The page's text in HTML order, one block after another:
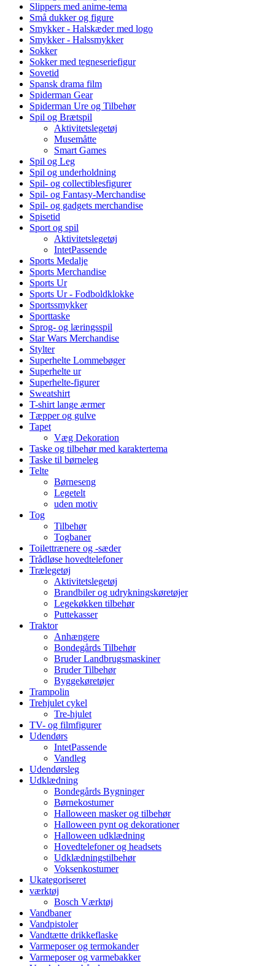
Slippers med anime-tema
Små dukker og figure
Smykker - Halskæder med logo
Smykker - Halssmykker
Sokker
Sokker med tegneseriefigur
Sovetid
Spansk drama film
Spiderman Gear
Spiderman Ure og Tilbehør
Spil og Brætspil
Aktivitetslegetøj
Musemåtte
Smart Games
Spil og Leg
Spil og underholdning
Spil- og collectiblesfigurer
Spil- og Fantasy-Merchandise
Spil- og gadgets merchandise
Spisetid
Sport og spil
Aktivitetslegetøj
IntetPassende
Sports Medalje
Sports Merchandise
Sports Ur
Sports Ur - Fodboldklokke
Sportssmykker
Sporttaske
Sprog- og læringsspil
Star Wars Merchandise
Stylter
Superhelte Lommebøger
Superhelte ur
Superhelte-figurer
Sweatshirt
T-shirt lange ærmer
Tæpper og gulve
Tapet
Væg Dekoration
Taske og tilbehør med karaktertema
Taske til børneleg
Telte
Børneseng
Legetelt
uden motiv
Tog
Tilbehør
Togbaner
Toilettrænere og -sæder
Trådløse hovedtelefoner
Trælegetøj
Aktivitetslegetøj
Brandbiler og udrykningskøretøjer
Legekøkken tilbehør
Puttekasser
Traktor
Anhængere
Bondegårds Tilbehør
Bruder Landbrugsmaskiner
Bruder Tilbehør
Byggekøretøjer
Trampolin
Trehjulet cykel
Tre-hjulet
TV- og filmfigurer
Udendørs
IntetPassende
Vandleg
Udendørsleg
Udklædning
Bondegårds Bygninger
Børnekostumer
Halloween masker og tilbehør
Halloween pynt og dekorationer
Halloween udklædning
Hovedtelefoner og headsets
Udklædningstilbehør
Voksenkostumer
Ukategoriseret
værktøj
Bosch Værktøj
Vandbaner
Vandpistoler
Vandtætte drikkeflaske
Varmeposer og termokander
Varmeposer og varmebakker